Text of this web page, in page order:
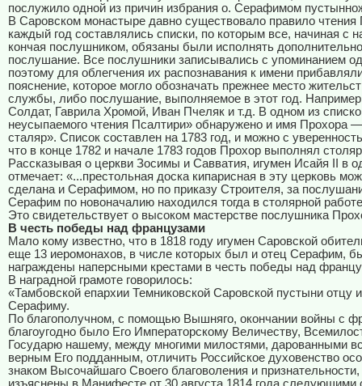
послужило одной из причин избрания о. Серафимом
В Саровском монастыре давно существовало правило
каждый год составлялись списки, по которым все, начиная с
кончая послушником, обязаны были исполнять
послушание. Все послушники записывались с упоминанием
поэтому для облегчения их распознавания к имени
пояснение, которое могло обозначать прежнее место
службы, либо послушание, выполняемое в этот год.
Солдат, Гаврила Хромой, Иван Пчеляк и т.д. В одном из
неусыпаемого чтения Псалтири» обнаружено и имя Прохора
сталяр». Список составлен на 1783 год, и можно с
что в конце 1782 и начале 1783 годов Прохор выполнял
Рассказывая о церкви Зосимы и Савватия, игумен Исайя II в
отмечает: «...престольная доска кипарисная в эту церковь
сделана и Серафимом, но по приказу Строителя, за
Серафим по новоначалию находился тогда в столярной
Это свидетельствует о высоком мастерстве послушника
В честь победы над французами
Мало кому известно, что в 1818 году игумен Саровской
еще 13 иеромонахов, в числе которых был и отец Серафим,
награждены наперсными крестами в честь победы над
В наградной грамоте говорилось:
«Тамбовской епархии Темниковской Саровской пустыни отцу
Серафиму.
По благополучном, с помощью Вышняго, окончании войны с
благоугодно было Его Императорскому Величеству,
Государю нашему, между многими милостями, дарованными
верным Его подданным, отличить Российское духовенство
знаком Высочайшаго Своего благоволения и